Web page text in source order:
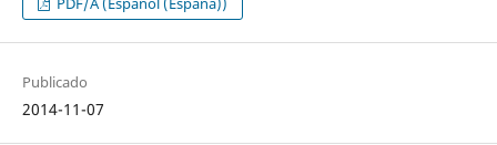
Publicado
2014-11-07